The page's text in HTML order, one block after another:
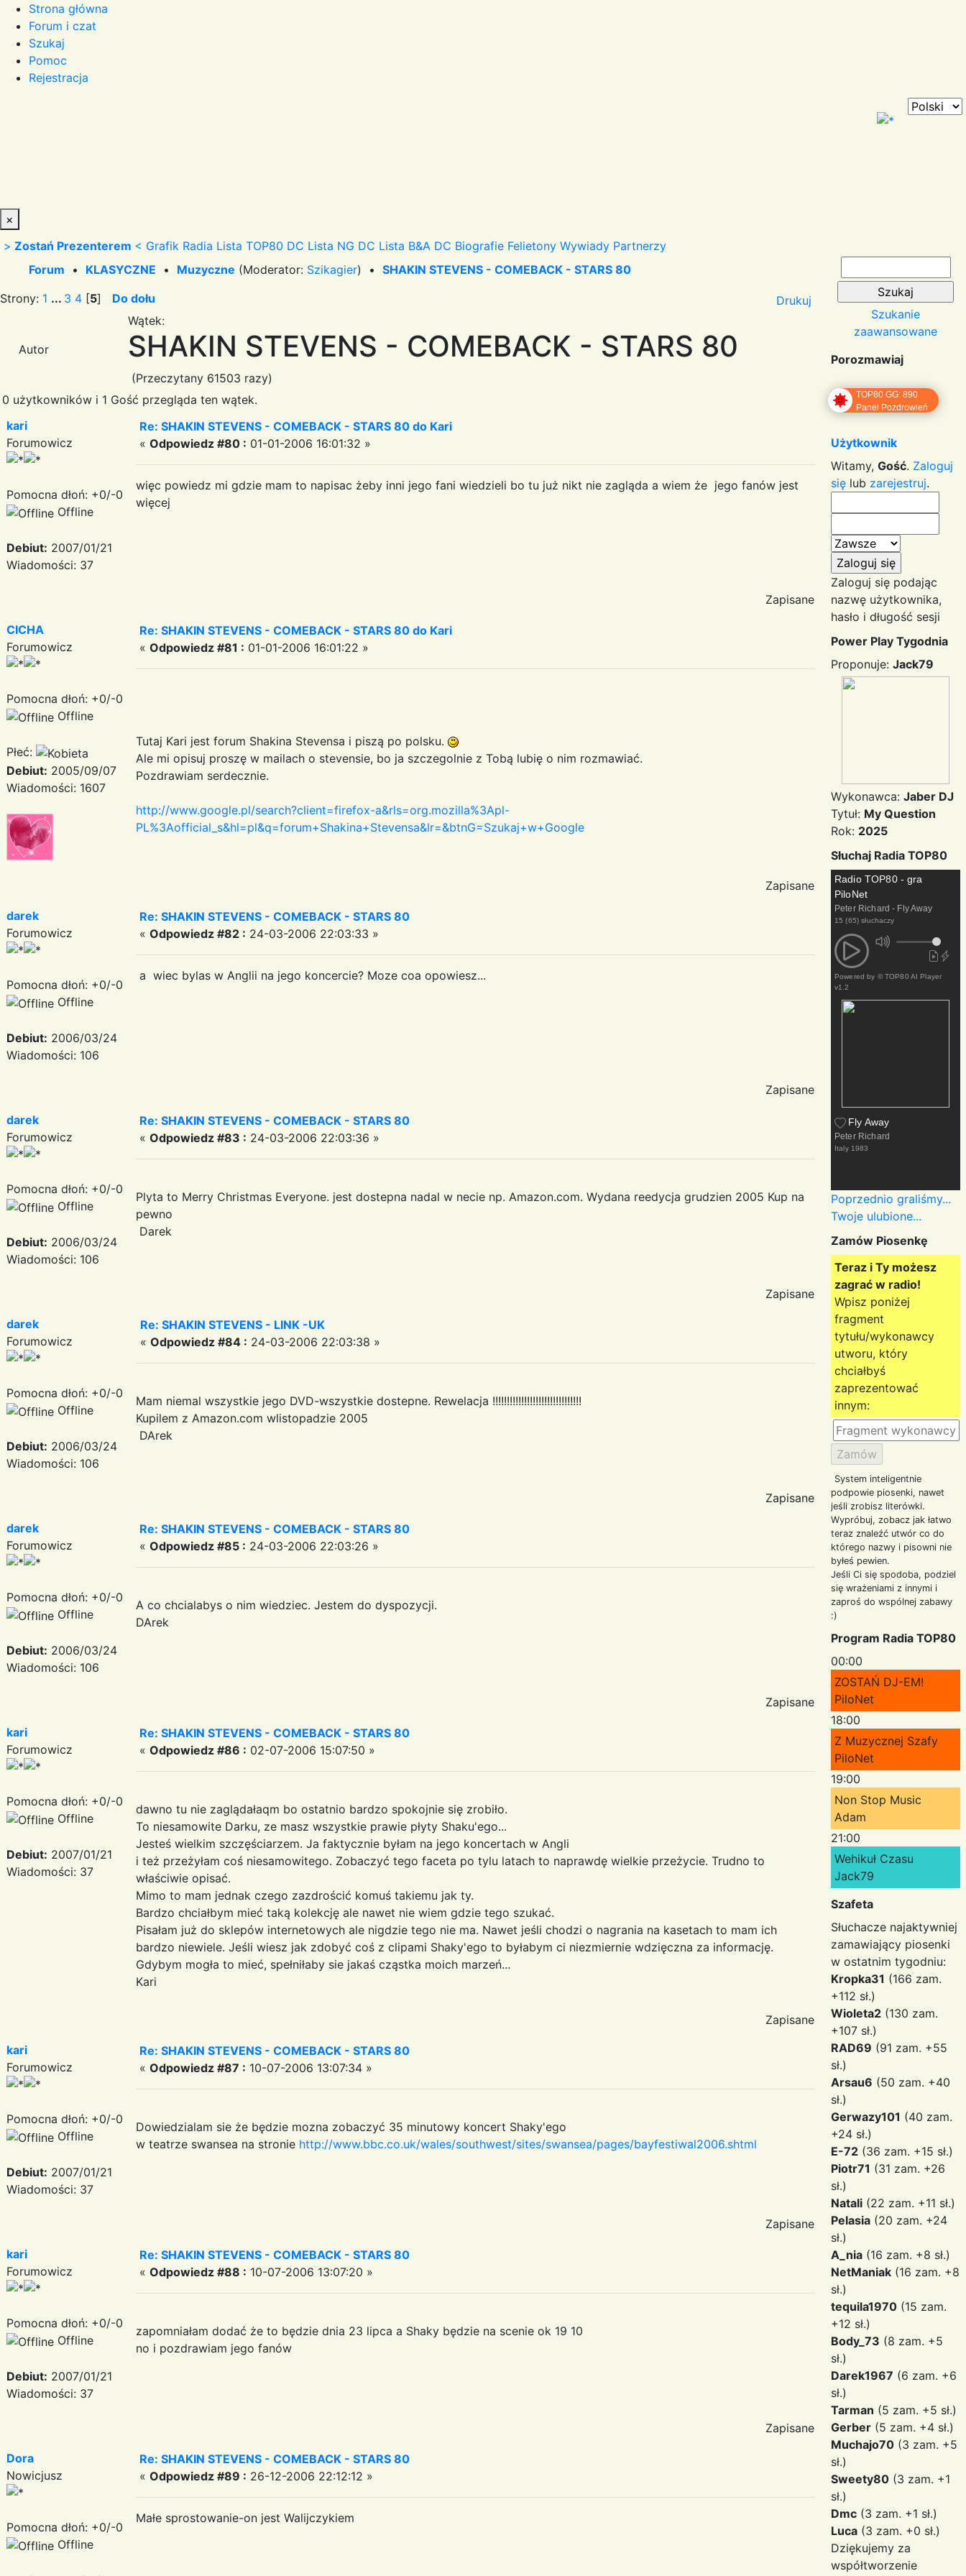
Strona główna
Forum i czat
Szukaj
Pomoc
Rejestracja
×
> Zostań Prezenterem < Grafik Radia Lista TOP80 DC Lista NG DC Lista B&A DC Biografie Felietony Wywiady Partnerzy
Forum • KLASYCZNE • Muzyczne (Moderator: Szikagier) • SHAKIN STEVENS - COMEBACK - STARS 80
Strony: 1 ... 3 4 [5] Do dołu Drukuj
Autor
Wątek:
SHAKIN STEVENS - COMEBACK - STARS 80
(Przeczytany 61503 razy)
0 użytkowników i 1 Gość przegląda ten wątek.
kari
Forumowicz
Pomocna dłoń: +0/-0
Offline
Debiut: 2007/01/21
Wiadomości: 37
Re: SHAKIN STEVENS - COMEBACK - STARS 80 do Kari
« Odpowiedz #80 : 01-01-2006 16:01:32 »
więc powiedz mi gdzie mam to napisac żeby inni jego fani wiedzieli bo tu już nikt nie zagląda a wiem że jego fanów jest
więcej
Zapisane
CICHA
Forumowicz
Pomocna dłoń: +0/-0
Offline
Płeć:
Debiut: 2005/09/07
Wiadomości: 1607
Re: SHAKIN STEVENS - COMEBACK - STARS 80 do Kari
« Odpowiedz #81 : 01-01-2006 16:01:22 »
Tutaj Kari jest forum Shakina Stevensa i piszą po polsku.
Ale mi opisuj proszę w mailach o stevensie, bo ja szczegolnie z Tobą lubię o nim rozmawiać.
Pozdrawiam serdecznie.
http://www.google.pl/search?client=firefox-a&rls=org.mozilla%3Apl-
PL%3Aofficial_s&hl=pl&q=forum+Shakina+Stevensa&lr=&btnG=Szukaj+w+Google
Zapisane
darek
Forumowicz
Pomocna dłoń: +0/-0
Offline
Debiut: 2006/03/24
Wiadomości: 106
Re: SHAKIN STEVENS - COMEBACK - STARS 80
« Odpowiedz #82 : 24-03-2006 22:03:33 »
a wiec bylas w Anglii na jego koncercie? Moze coa opowiesz...
Zapisane
darek
Forumowicz
Pomocna dłoń: +0/-0
Offline
Debiut: 2006/03/24
Wiadomości: 106
Re: SHAKIN STEVENS - COMEBACK - STARS 80
« Odpowiedz #83 : 24-03-2006 22:03:36 »
Plyta to Merry Christmas Everyone. jest dostepna nadal w necie np. Amazon.com. Wydana reedycja grudzien 2005 Kup na
pewno
Darek
Zapisane
darek
Forumowicz
Pomocna dłoń: +0/-0
Offline
Debiut: 2006/03/24
Wiadomości: 106
Re: SHAKIN STEVENS - LINK -UK
« Odpowiedz #84 : 24-03-2006 22:03:38 »
Mam niemal wszystkie jego DVD-wszystkie dostepne. Rewelacja !!!!!!!!!!!!!!!!!!!!!!!!!!!!!!!
Kupilem z Amazon.com wlistopadzie 2005
DArek
Zapisane
darek
Forumowicz
Pomocna dłoń: +0/-0
Offline
Debiut: 2006/03/24
Wiadomości: 106
Re: SHAKIN STEVENS - COMEBACK - STARS 80
« Odpowiedz #85 : 24-03-2006 22:03:26 »
A co chcialabys o nim wiedziec. Jestem do dyspozycji.
DArek
Zapisane
kari
Forumowicz
Pomocna dłoń: +0/-0
Offline
Debiut: 2007/01/21
Wiadomości: 37
Re: SHAKIN STEVENS - COMEBACK - STARS 80
« Odpowiedz #86 : 02-07-2006 15:07:50 »
dawno tu nie zaglądałaqm bo ostatnio bardzo spokojnie się zrobiło.
To niesamowite Darku, ze masz wszystkie prawie płyty Shaku'ego...
Jesteś wielkim szczęściarzem. Ja faktycznie byłam na jego koncertach w Angli
i też przeżyłam coś niesamowitego. Zobaczyć tego faceta po tylu latach to naprawdę wielkie przeżycie. Trudno to
właściwie opisać.
Mimo to mam jednak czego zazdrościć komuś takiemu jak ty.
Bardzo chciałbym mieć taką kolekcję ale nawet nie wiem gdzie tego szukać.
Pisałam już do sklepów internetowych ale nigdzie tego nie ma. Nawet jeśli chodzi o nagrania na kasetach to mam ich
bardzo niewiele. Jeśli wiesz jak zdobyć coś z clipami Shaky'ego to byłabym ci niezmiernie wdzięczna za informację.
Gdybym mogła to mieć, spełniłaby sie jakaś cząstka moich marzeń...
Kari
Zapisane
kari
Forumowicz
Pomocna dłoń: +0/-0
Offline
Debiut: 2007/01/21
Wiadomości: 37
Re: SHAKIN STEVENS - COMEBACK - STARS 80
« Odpowiedz #87 : 10-07-2006 13:07:34 »
Dowiedzialam sie że będzie mozna zobaczyć 35 minutowy koncert Shaky'ego
w teatrze swansea na stronie http://www.bbc.co.uk/wales/southwest/sites/swansea/pages/bayfestiwal2006.shtml
Zapisane
kari
Forumowicz
Pomocna dłoń: +0/-0
Offline
Debiut: 2007/01/21
Wiadomości: 37
Re: SHAKIN STEVENS - COMEBACK - STARS 80
« Odpowiedz #88 : 10-07-2006 13:07:20 »
zapomniałam dodać że to będzie dnia 23 lipca a Shaky będzie na scenie ok 19 10
no i pozdrawiam jego fanów
Zapisane
Dora
Nowicjusz
Pomocna dłoń: +0/-0
Offline
Re: SHAKIN STEVENS - COMEBACK - STARS 80
« Odpowiedz #89 : 26-12-2006 22:12:12 »
Małe sprostowanie-on jest Walijczykiem
Szukanie
zaawansowane
Porozmawiaj
TOP80 GG: 890
Panel Pozdrowień
Użytkownik
Witamy, Gość. Zaloguj
się lub zarejestruj.
Zaloguj się podając
nazwę użytkownika,
hasło i długość sesji
Power Play Tygodnia
Proponuje: Jack79
Wykonawca: Jaber DJ
Tytuł: My Question
Rok: 2025
Słuchaj Radia TOP80
Radio TOP80 - gra
PiloNet
Peter Richard - Fly Away
15 (65) słuchaczy
Powered by © TOP80 AI Player
v1.2
Fly Away
Peter Richard
Italy 1983
Poprzednio graliśmy...
Twoje ulubione...
Zamów Piosenkę
Teraz i Ty możesz
zagrać w radio!
Wpisz poniżej
fragment
tytułu/wykonawcy
utworu, który
chciałbyś
zaprezentować
innym:
System inteligentnie
podpowie piosenki, nawet
jeśli zrobisz literówki.
Wypróbuj, zobacz jak łatwo
teraz znaleźć utwór co do
którego nazwy i pisowni nie
byłeś pewien.
Jeśli Ci się spodoba, podziel
się wrażeniami z innymi i
zaproś do wspólnej zabawy
:)
Program Radia TOP80
00:00
ZOSTAŃ DJ-EM!
PiloNet
18:00
Z Muzycznej Szafy
PiloNet
19:00
Non Stop Music
Adam
21:00
Wehikuł Czasu
Jack79
Szafeta
Słuchacze najaktywniej
zamawiający piosenki
w ostatnim tygodniu:
Kropka31 (166 zam.
+112 sł.)
Wioleta2 (130 zam.
+107 sł.)
RAD69 (91 zam. +55
sł.)
Arsau6 (50 zam. +40
sł.)
Gerwazy101 (40 zam.
+24 sł.)
E-72 (36 zam. +15 sł.)
Piotr71 (31 zam. +26
sł.)
Natali (22 zam. +11 sł.)
Pelasia (20 zam. +24
sł.)
A_nia (16 zam. +8 sł.)
NetManiak (16 zam. +8
sł.)
tequila1970 (15 zam.
+12 sł.)
Body_73 (8 zam. +5
sł.)
Darek1967 (6 zam. +6
sł.)
Tarman (5 zam. +5 sł.)
Gerber (5 zam. +4 sł.)
Muchajo70 (3 zam. +5
sł.)
Sweety80 (3 zam. +1
sł.)
Dmc (3 zam. +1 sł.)
Luca (3 zam. +0 sł.)
Dziękujemy za
współtworzenie